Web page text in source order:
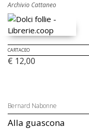
Archivio Cattaneo
CARTACEO
€ 12,00
Bernard Nabonne
Alla guascona